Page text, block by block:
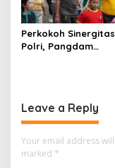
Perkokoh
Polri, Pangdam
Leave a Reply
Your email address
marked *